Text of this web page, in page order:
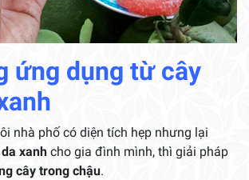
ứng dụng từ cây
nhà phố có diện tích hẹp nhưng lại
xanh cho gia đình mình, thì giải pháp
cây trong chậu.